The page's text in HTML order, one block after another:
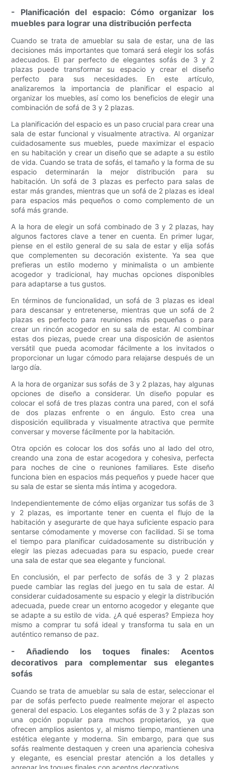
- Planificación del espacio: Cómo organizar los
muebles para lograr una distribución perfecta
Cuando se trata de amueblar su sala de estar, una de las
decisiones más importantes que tomará será elegir los sofás
adecuados. El par perfecto de elegantes sofás de 3 y 2
plazas puede transformar su espacio y crear el diseño
perfecto para sus necesidades. En este artículo,
analizaremos la importancia de planificar el espacio al
organizar los muebles, así como los beneficios de elegir una
combinación de sofá de 3 y 2 plazas.
La planificación del espacio es un paso crucial para crear una
sala de estar funcional y visualmente atractiva. Al organizar
cuidadosamente sus muebles, puede maximizar el espacio
en su habitación y crear un diseño que se adapte a su estilo
de vida. Cuando se trata de sofás, el tamaño y la forma de su
espacio determinarán la mejor distribución para su
habitación. Un sofá de 3 plazas es perfecto para salas de
estar más grandes, mientras que un sofá de 2 plazas es ideal
para espacios más pequeños o como complemento de un
sofá más grande.
A la hora de elegir un sofá combinado de 3 y 2 plazas, hay
algunos factores clave a tener en cuenta. En primer lugar,
piense en el estilo general de su sala de estar y elija sofás
que complementen su decoración existente. Ya sea que
prefieras un estilo moderno y minimalista o un ambiente
acogedor y tradicional, hay muchas opciones disponibles
para adaptarse a tus gustos.
En términos de funcionalidad, un sofá de 3 plazas es ideal
para descansar y entretenerse, mientras que un sofá de 2
plazas es perfecto para reuniones más pequeñas o para
crear un rincón acogedor en su sala de estar. Al combinar
estas dos piezas, puede crear una disposición de asientos
versátil que pueda acomodar fácilmente a los invitados o
proporcionar un lugar cómodo para relajarse después de un
largo día.
A la hora de organizar sus sofás de 3 y 2 plazas, hay algunas
opciones de diseño a considerar. Un diseño popular es
colocar el sofá de tres plazas contra una pared, con el sofá
de dos plazas enfrente o en ángulo. Esto crea una
disposición equilibrada y visualmente atractiva que permite
conversar y moverse fácilmente por la habitación.
Otra opción es colocar los dos sofás uno al lado del otro,
creando una zona de estar acogedora y cohesiva, perfecta
para noches de cine o reuniones familiares. Este diseño
funciona bien en espacios más pequeños y puede hacer que
su sala de estar se sienta más íntima y acogedora.
Independientemente de cómo elijas organizar tus sofás de 3
y 2 plazas, es importante tener en cuenta el flujo de la
habitación y asegurarte de que haya suficiente espacio para
sentarse cómodamente y moverse con facilidad. Si se toma
el tiempo para planificar cuidadosamente su distribución y
elegir las piezas adecuadas para su espacio, puede crear
una sala de estar que sea elegante y funcional.
En conclusión, el par perfecto de sofás de 3 y 2 plazas
puede cambiar las reglas del juego en tu sala de estar. Al
considerar cuidadosamente su espacio y elegir la distribución
adecuada, puede crear un entorno acogedor y elegante que
se adapte a su estilo de vida. ¿A qué esperas? Empieza hoy
mismo a comprar tu sofá ideal y transforma tu sala en un
auténtico remanso de paz.
- Añadiendo los toques finales: Acentos
decorativos para complementar sus elegantes
sofás
Cuando se trata de amueblar su sala de estar, seleccionar el
par de sofás perfecto puede realmente mejorar el aspecto
general del espacio. Los elegantes sofás de 3 y 2 plazas son
una opción popular para muchos propietarios, ya que
ofrecen amplios asientos y, al mismo tiempo, mantienen una
estética elegante y moderna. Sin embargo, para que sus
sofás realmente destaquen y creen una apariencia cohesiva
y elegante, es esencial prestar atención a los detalles y